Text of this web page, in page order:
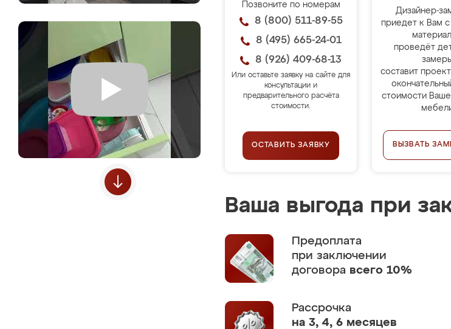
Позвоните по номерам
8 (800) 511-89-55
8 (495) 665-24-01
8 (926) 409-68-13
Или оставьте заявку на сайте для
консультации и
предварительного расчёта
стоимости.
ОСТАВИТЬ ЗАЯВКУ
Дизайнер-
приедет к Вам с
проведёт
составит
стоимости
ВЫЗВАТЬ
Ваша выгода при
Предоплата
при заключении
договора всего 10%
Рассрочка
на 3, 4, 6 месяцев